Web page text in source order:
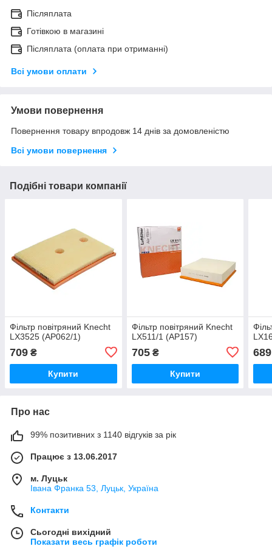
Післяплата
Готівкою в магазині
Післяплата (оплата при отриманні)
Всі умови оплати
Умови повернення
Повернення товару впродовж 14 днів за домовленістю
Всі умови повернення
Подібні товари компанії
Фільтр повітряний Knecht
LX3525 (AP062/1)
709 ₴
Купити
Фільтр повітряний Knecht
LX511/1 (AP157)
705₴
Купити
689
Про нас
99% позитивних з 1140 відгуків за рік
Працює з 13.06.2017
м. Луцьк
Івана Франка 53, Луцьк, Україна
Контакти
Сьогодні вихідний
Показати весь графік роботи